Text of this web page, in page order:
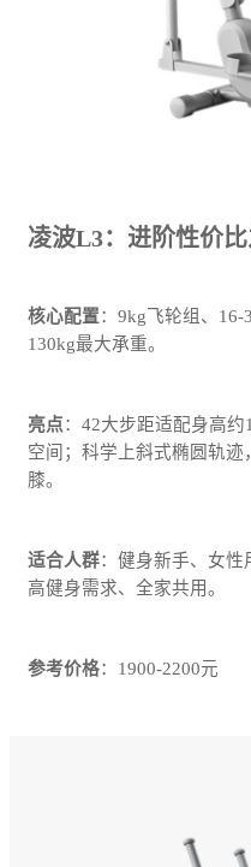
凌波L3：进阶性价
核心配置：9kg飞轮组、16-
130kg最大承重。
亮点：42大步距适配身高
空间；科学上斜式椭圆轨
膝。
适合人群：健身新手、女
高健身需求、全家共用。
参考价格：1900-2200元